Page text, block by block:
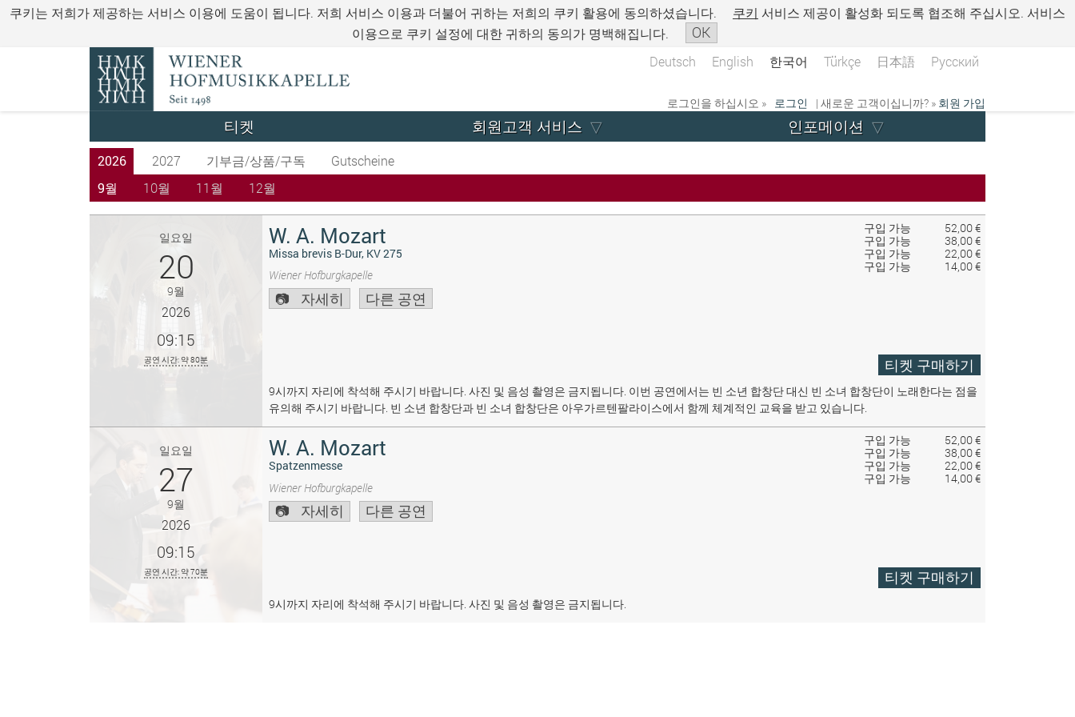
쿠키는 저희가 제공하는 서비스 이용에 도움이 됩니다. 저희 서비스 이용과 더불어 귀하는 저희의 쿠키 활용에 동의하셨습니다. 쿠키 서비스 제공이 활성화 되도록 협조해 주십시오. 서비스
이용으로 쿠키 설정에 대한 귀하의 동의가 명백해집니다.
OK
Deutsch English 한국어 Türkçe 日本語 Русский
로그인을 하십시오 » 로그인 | 새로운 고객이십니까? » 회원 가입
티켓 회원고객 서비스 인포메이션
2026 2027 기부금/상품/구독
Gutscheine
9월
10월 11월 12월
구입 가능
52,00 €
구입 가능
38,00 €
구입 가능
22,00 €
구입 가능
14,00 €
일요일
20
9월
2026
09:15
공연 시간: 약 80분
W. A. Mozart
Missa brevis B-Dur, KV 275
Wiener Hofburgkapelle
자세히 다른 공연
티켓 구매하기
9시까지 자리에 착석해 주시기 바랍니다. 사진 및 음성 촬영은 금지됩니다. 이번 공연에서는 빈 소년 합창단 대신 빈 소녀 합창단이 노래한다는 점을
유의해 주시기 바랍니다. 빈 소년 합창단과 빈 소녀 합창단은 아우가르텐팔라이스에서 함께 체계적인 교육을 받고 있습니다.
구입 가능
52,00 €
구입 가능
38,00 €
구입 가능
22,00 €
구입 가능
14,00 €
일요일
27
9월
2026
09:15
공연 시간: 약 70분
W. A. Mozart
Spatzenmesse
Wiener Hofburgkapelle
자세히 다른 공연
티켓 구매하기
9시까지 자리에 착석해 주시기 바랍니다. 사진 및 음성 촬영은 금지됩니다.